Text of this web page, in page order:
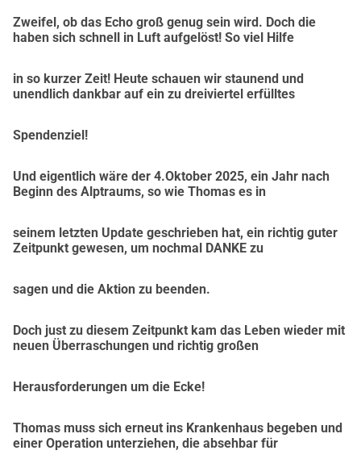
Thomasova vlastní slova
Když jsme Thomase navštívili na rehabilitaci, řekl s
rodina a přátelé na něm tak oceňují:
na to jsem hrdý. Ani teď se nevzdávám. Nebudu se vzdávat
budu pokračovat v boji, pro sebe a svou rodinu.
Jsem otec a přebírám odpovědnost. Proto vám ze srdce
mě podpoříte. Pro svou rodinu. Pro naši budoucnost.
Nový začátek s důstojností
každý domov
moudrostí
děti připomíná všem, že domov má více společného s lidmi
Bezbariérový prostor bude více než jen nutností bude
kde bude opět možná samostatnost. Přizpůsobené auto
nepředstavuje jen
Zweifel, ob das Echo groß genug sein wird. Doch die
haben sich schnell in Luft aufgelöst! So viel Hilfe
in so kurzer Zeit! Heute schauen wir staunend und
unendlich dankbar auf ein zu dreiviertel erfülltes
Spendenziel!
Und eigentlich wäre der 4.Oktober 2025, ein Jahr nach
Beginn des Alptraums, so wie Thomas es in
seinem letzten Update geschrieben hat, ein richtig guter
Zeitpunkt gewesen, um nochmal DANKE zu
sagen und die Aktion zu beenden.
Doch just zu diesem Zeitpunkt kam das Leben wieder mit
neuen Überraschungen und richtig großen
Herausforderungen um die Ecke!
Thomas muss sich erneut ins Krankenhaus begeben und
einer Operation unterziehen, die absehbar für